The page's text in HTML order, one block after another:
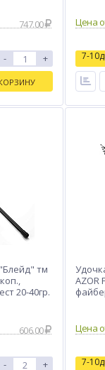
747.00
- +
Цена
7-
тм
20-40гр.
606.00
- +
AZOR
Цена
7-